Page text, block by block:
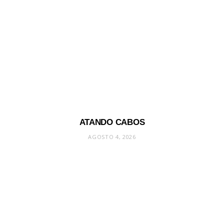
ATANDO CABOS
AGOSTO 4, 2026